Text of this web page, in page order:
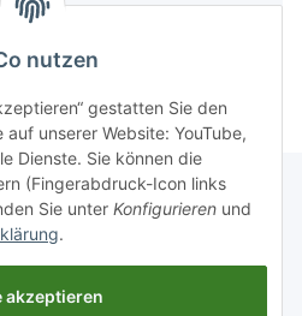
nutzen
gestatten Sie den
unserer Website: YouTube,
Dienste. Sie können die
(Fingerabdruck-Icon links
Sie unter Konfigurieren und
.
akzeptieren